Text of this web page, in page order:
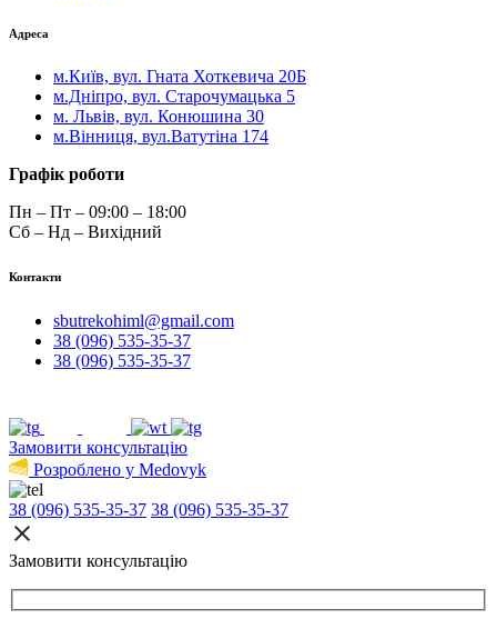
Адреса
м.Київ, вул. Гната Хоткевича 20Б
м.Дніпро, вул. Старочумацька 5
м. Львів, вул. Конюшина 30
м.Вінниця, вул.Ватутіна 174
Графік роботи
Пн – Пт – 09:00 – 18:00
Сб – Нд – Вихідний
Контакти
sbutrekohiml@gmail.com
38 (096) 535-35-37
38 (096) 535-35-37
Замовити консультацію
Розроблено у Medovyk
38 (096) 535-35-37 38 (096) 535-35-37
Замовити консультацію